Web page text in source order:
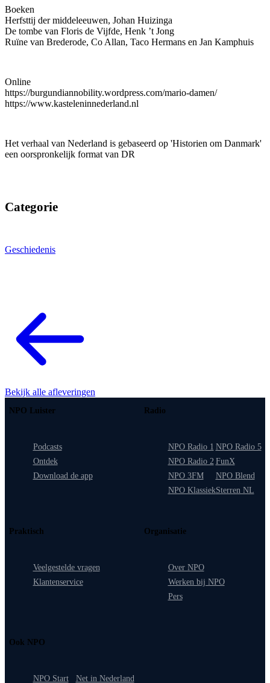
Boeken
Herfsttij der middeleeuwen, Johan Huizinga
De tombe van Floris de Vijfde, Henk ’t Jong
Ruïne van Brederode, Co Allan, Taco Hermans en Jan Kamphuis
Online
https://burgundiannobility.wordpress.com/mario-damen/
https://www.kasteleninnederland.nl
Het verhaal van Nederland is gebaseerd op 'Historien om Danmark'
een oorspronkelijk format van DR
Categorie
Geschiedenis
Bekijk alle afleveringen
NPO Luister
Podcasts
Ontdek
Download de app
Radio
NPO Radio 1
NPO Radio 2
NPO 3FM
NPO Klassiek
NPO Radio 5
FunX
NPO Blend
Sterren NL
Praktisch
Veelgestelde vragen
Klantenservice
Organisatie
Over NPO
Werken bij NPO
Pers
Ook NPO
NPO Start Net in Nederland